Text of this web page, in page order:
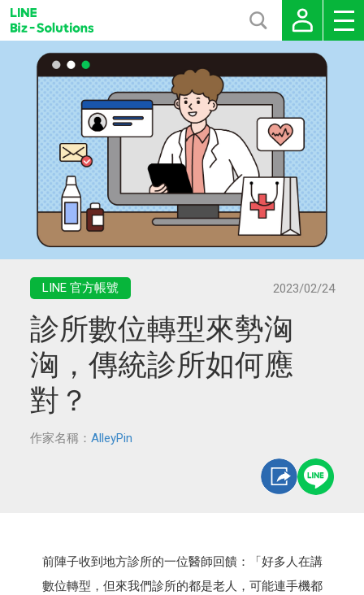
LINE 官方帳號 2023/02/24
診所數位轉型來勢洶
洶，傳統診所如何應
對？
作家名稱： AlleyPin
前陣子收到地方診所的一位醫師回饋：「好多人在講
數位轉型，但來我們診所的都是老人，可能連手機都